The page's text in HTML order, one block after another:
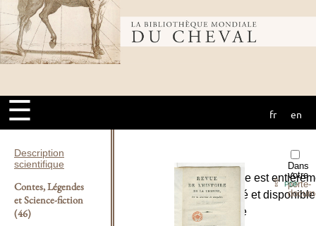
Bibliothèque
mondiale du
cheval
☰ fr en
Description
scientifique
Contes, Légendes
et Science-fiction
(46)
Dans
votre
porte-
⇪PDF
L’ouvrage est
numérisé et
le site de